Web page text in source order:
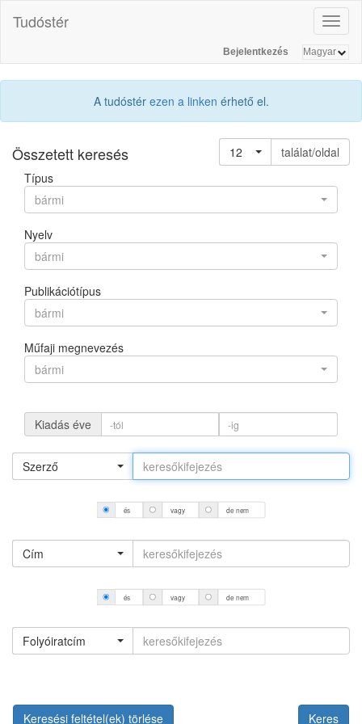
Tudóstér
Bejelentkezés
A tudóstér ezen a linken érhető el.
Összetett keresés 12
találat/oldal
Típus
bármi
Nyelv
bármi
Publikációtípus
bármi
Műfaji megnevezés
bármi
Kiadás éve
Szerző
és vagy de nem
Cím
és vagy de nem
Folyóiratcím
Keresési feltétel(ek) törlése